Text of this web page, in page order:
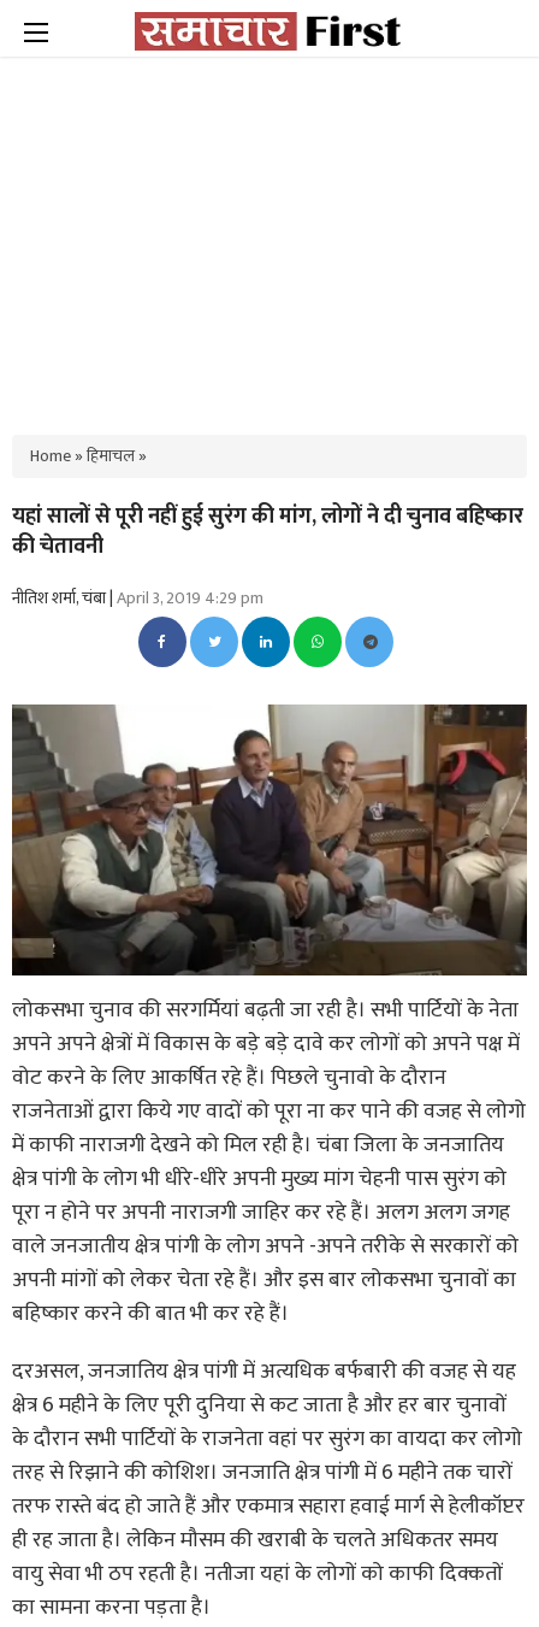
Home»हिमाचल»
यहां सालों से पूरी नहीं हुई सुरंग की मांग, लोगों ने दी चुनाव बहिष्कार
की चेतावनी
नीतिश शर्मा, चंबा |April 3, 2019 4:29 pm
लोकसभा चुनाव की सरगर्मियां बढ़ती जा रही है। सभी पार्टियों के नेता
अपने अपने क्षेत्रों में विकास के बड़े बड़े दावे कर लोगों को अपने पक्ष में
वोट करने के लिए आकर्षित रहे हैं। पिछले चुनावो के दौरान
राजनेताओं द्वारा किये गए वादों को पूरा ना कर पाने की वजह से लोगो
में काफी नाराजगी देखने को मिल रही है। चंबा जिला के जनजातिय
क्षेत्र पांगी के लोग भी धीरे-धीरे अपनी मुख्य मांग चेहनी पास सुरंग को
पूरा न होने पर अपनी नाराजगी जाहिर कर रहे हैं। अलग अलग जगह
वाले जनजातीय क्षेत्र पांगी के लोग अपने -अपने तरीके से सरकारों को
अपनी मांगों को लेकर चेता रहे हैं। और इस बार लोकसभा चुनावों का
बहिष्कार करने की बात भी कर रहे हैं।
दरअसल, जनजातिय क्षेत्र पांगी में अत्यधिक बर्फबारी की वजह से यह
क्षेत्र 6 महीने के लिए पूरी दुनिया से कट जाता है और हर बार चुनावों
के दौरान सभी पार्टियों के राजनेता वहां पर सुरंग का वायदा कर लोगो
तरह से रिझाने की कोशिश। जनजाति क्षेत्र पांगी में 6 महीने तक चारों
तरफ रास्ते बंद हो जाते हैं और एकमात्र सहारा हवाई मार्ग से हेलीकॉप्टर
ही रह जाता है। लेकिन मौसम की खराबी के चलते अधिकतर समय
वायु सेवा भी ठप रहती है। नतीजा यहां के लोगों को काफी दिक्कतों
का सामना करना पड़ता है।